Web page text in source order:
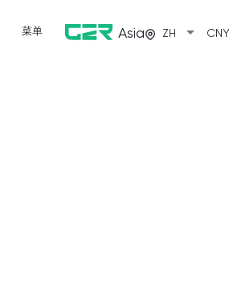
菜单 Asia ZH arrow_drop_down CNY